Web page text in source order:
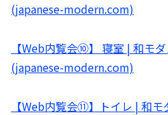
(japanese-modern.com)
【Web内覧会⑩】 寝室 | 和モ
(japanese-modern.com)
【Web内覧会⑪】トイレ | 和